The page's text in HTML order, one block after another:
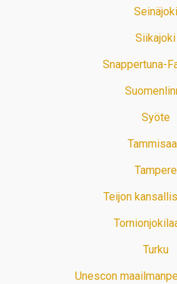
Seinäjoki
Siikajoki
Snappertuna-
Syöte
Tampere
Teijon
Turku
Unescon